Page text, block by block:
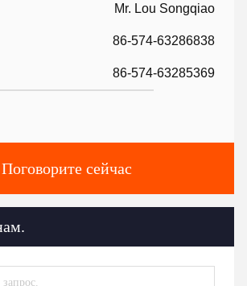
Mr. Lou Songqiao
86-574-63286838
86-574-63285369
Поговорите сейчас